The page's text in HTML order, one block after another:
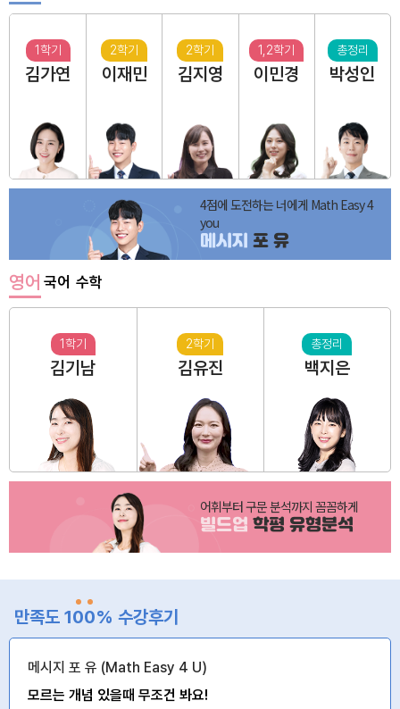
1학기
김가연
2학기
이재민
2학기
김지영
1,2학기
이민경
총정리
박성인
4점에 도전하는 너에게 Math Easy 4
you
메시지 포 유
영어 국어 수학
1학기
김기남
2학기
김유진
총정리
백지은
어휘부터 구문 분석까지 꼼꼼하게
빌드업 학평 유형분석
만족도 100% 수강후기
메시지 포 유 (Math Easy 4 U)
모르는 개념 있을때 무조건 봐요!